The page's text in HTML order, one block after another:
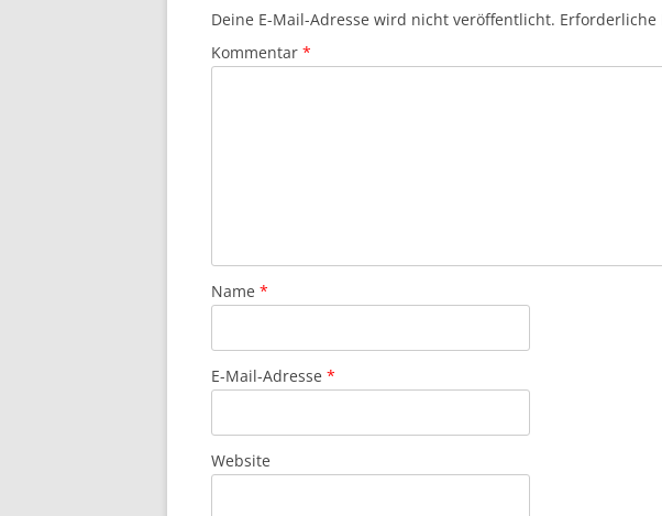
Deine E-Mail-Adresse wird nicht veröffentlicht.
Kommentar *
Name *
E-Mail-Adresse *
Website